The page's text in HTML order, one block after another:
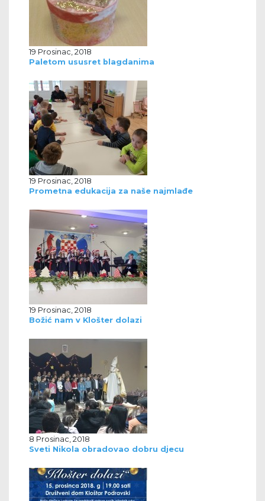
19 Prosinac, 2018
Paletom ususret blagdanima
19 Prosinac, 2018
Prometna edukacija za naše najmlađe
19 Prosinac, 2018
Božić nam v Klošter dolazi
8 Prosinac, 2018
Sveti Nikola obradovao dobru djecu